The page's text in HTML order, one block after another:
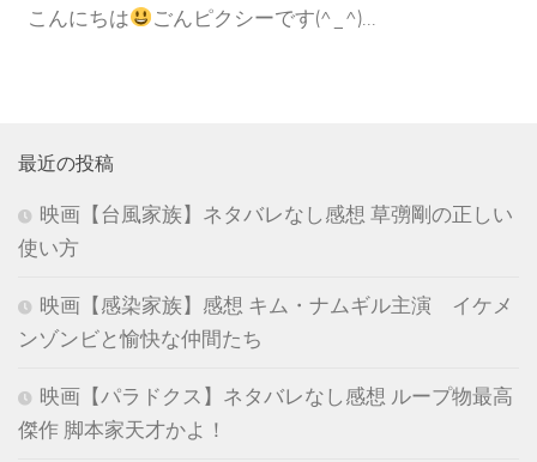
こんにちは ごんピクシーです(^_^)...
最近の投稿
映画【台風家族】ネタバレなし感想 草彅剛の正しい
使い方
映画【感染家族】感想 キム・ナムギル主演 イケメ
ンゾンビと愉快な仲間たち
映画【パラドクス】ネタバレなし感想 ループ物最高
傑作 脚本家天才かよ！